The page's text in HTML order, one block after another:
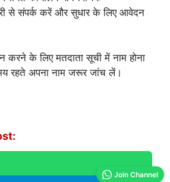
से संपर्क करें और सुधार के लिए आवेदन
करने के लिए मतदाता सूची में नाम होना
रहते अपना नाम जरूर जांच लें।
Join Channel